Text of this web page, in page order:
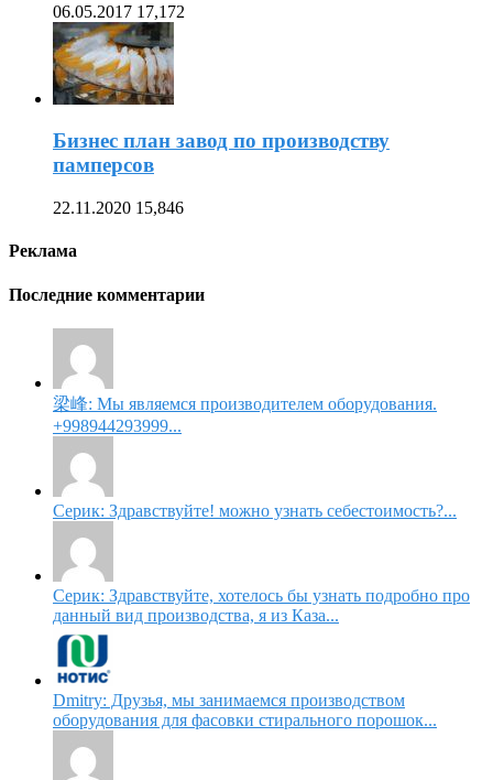
06.05.2017 17,172
Бизнес план завод по производству
памперсов
22.11.2020 15,846
Реклама
Последние комментарии
梁峰: Мы являемся производителем оборудования.
+998944293999...
Серик: Здравствуйте! можно узнать себестоимость?...
Серик: Здравствуйте, хотелось бы узнать подробно про
данный вид производства, я из Каза...
Dmitry: Друзья, мы занимаемся производством
оборудования для фасовки стирального порошок...